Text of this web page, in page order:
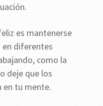
es mantenerse
en diferentes
como la
deje que los
en tu mente.